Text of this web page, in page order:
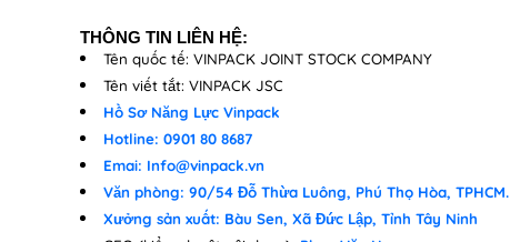
THÔNG TIN LIÊN HỆ:
Tên quốc tế: VINPACK JOINT STOCK COMPANY
Tên viết tắt: VINPACK JSC
Hồ Sơ Năng Lực Vinpack
Hotline: 0901 80 8687
Emai: Info@vinpack.vn
Văn phòng: 90/54 Đỗ Thừa Luông, Phú Thọ Hòa, TPHCM.
Xưởng sản xuất: Bàu Sen, Xã Đức Lập, Tỉnh Tây Ninh